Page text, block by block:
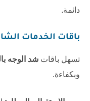
دائمة.
باقات الخدمات
تسهل باقات شد الوجه
وبكفاءة.